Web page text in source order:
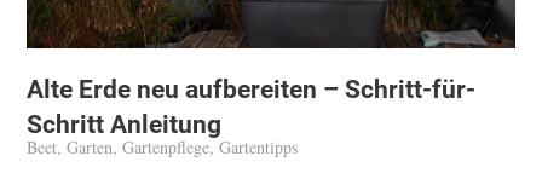
Alte Erde neu aufbereiten – Schritt-für-
Schritt Anleitung
Beet,Garten,Gartenpflege,Gartentipps